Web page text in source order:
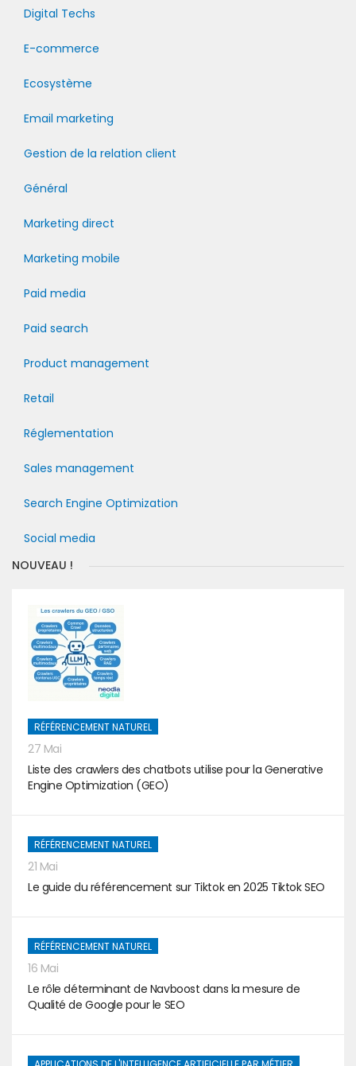
Digital Techs
E-commerce
Ecosystème
Email marketing
Gestion de la relation client
Général
Marketing direct
Marketing mobile
Paid media
Paid search
Product management
Retail
Réglementation
Sales management
Search Engine Optimization
Social media
NOUVEAU !
RÉFÉRENCEMENT NATUREL
27 Mai
Liste des crawlers des chatbots utilise pour la Generative
Engine Optimization (GEO)
RÉFÉRENCEMENT NATUREL
21 Mai
Le guide du référencement sur Tiktok en 2025 Tiktok SEO
RÉFÉRENCEMENT NATUREL
16 Mai
Le rôle déterminant de Navboost dans la mesure de
Qualité de Google pour le SEO